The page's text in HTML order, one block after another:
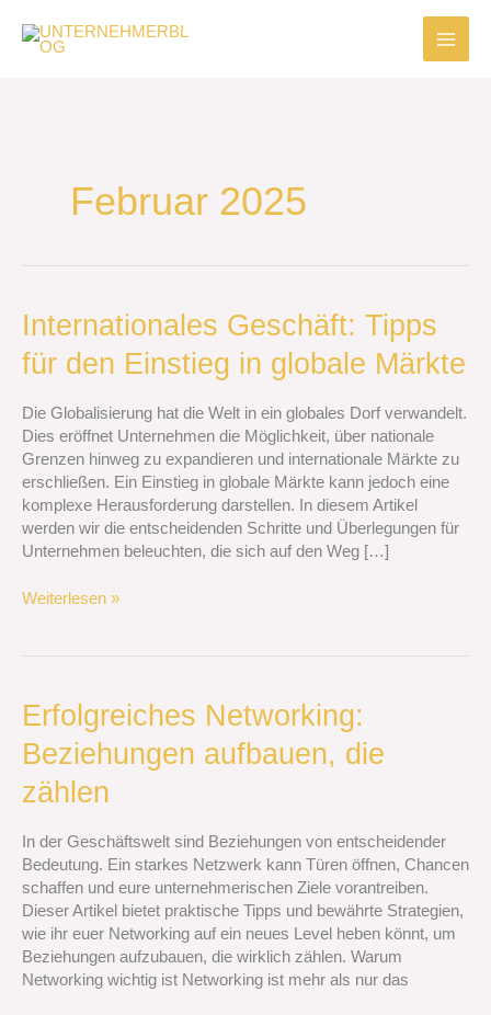
Inhalt
springen
Februar 2025
Internationales Geschäft: Tipps
für den Einstieg in globale Märkte
Die Globalisierung hat die Welt in ein globales Dorf verwandelt.
Dies eröffnet Unternehmen die Möglichkeit, über nationale
Grenzen hinweg zu expandieren und internationale Märkte zu
erschließen. Ein Einstieg in globale Märkte kann jedoch eine
komplexe Herausforderung darstellen. In diesem Artikel
werden wir die entscheidenden Schritte und Überlegungen für
Unternehmen beleuchten, die sich auf den Weg […]
Internationales
Geschäft:
Tipps
den
Einstieg
in
globale
Märkte
Weiterlesen »
Erfolgreiches Networking:
Beziehungen aufbauen, die
zählen
In der Geschäftswelt sind Beziehungen von entscheidender
Bedeutung. Ein starkes Netzwerk kann Türen öffnen, Chancen
schaffen und eure unternehmerischen Ziele vorantreiben.
Dieser Artikel bietet praktische Tipps und bewährte Strategien,
wie ihr euer Networking auf ein neues Level heben könnt, um
Beziehungen aufzubauen, die wirklich zählen. Warum
Networking wichtig ist Networking ist mehr als nur das
Erfolgreiches
Networking:
Beziehungen
die